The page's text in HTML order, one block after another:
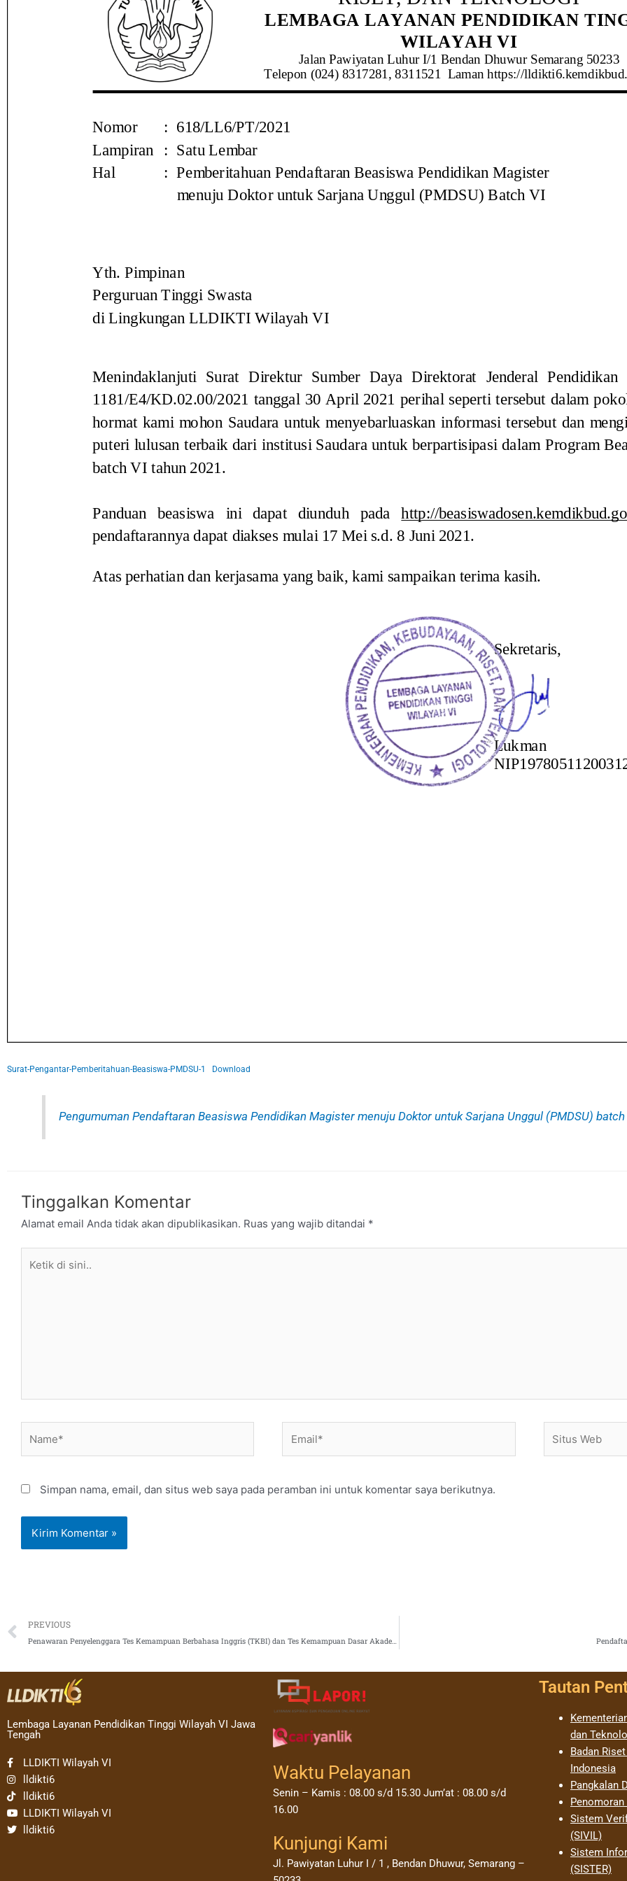
Surat-Pengantar-Pemberitahuan-Beasiswa-PMDSU-1 Download
Pengumuman Pendaftaran Beasiswa Pendidikan Magister menuju Doktor untuk Sarjana Unggul (PMDSU) batch
Tinggalkan Komentar
Alamat email Anda tidak akan dipublikasikan. Ruas yang wajib ditandai *
Web
Simpan nama, email, dan situs web saya pada peramban ini untuk komentar saya berikutnya.
Prev
PREVIOUS
Penawaran Penyelenggara Tes Kemampuan Berbahasa Inggris (TKBI) dan Tes Kemampuan Dasar Akademik (TKDA)
Lembaga Layanan Pendidikan Tinggi Wilayah VI Jawa
Tengah
LLDIKTI Wilayah VI
lldikti6
lldikti6
LLDIKTI Wilayah VI
lldikti6
Waktu Pelayanan
Senin – Kamis : 08.00 s/d 15.30 Jum’at : 08.00 s/d
16.00
Kunjungi Kami
Jl. Pawiyatan Luhur I / 1 , Bendan Dhuwur, Semarang –
Tautan
dan
Badan
Indonesia
Pangkalan
Sistem
(SIVIL)
Sistem
(SISTER)